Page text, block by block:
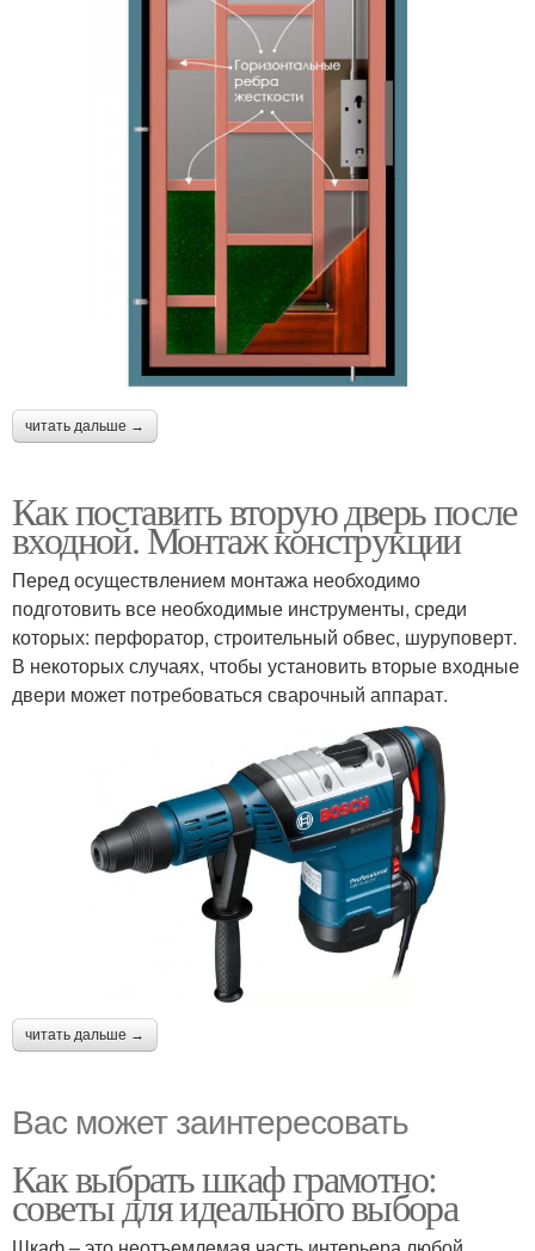
читать дальше →
Как поставить вторую дверь после
входной. Монтаж конструкции
Перед осуществлением монтажа необходимо
подготовить все необходимые инструменты, среди
которых: перфоратор, строительный обвес, шуруповерт.
В некоторых случаях, чтобы установить вторые входные
двери может потребоваться сварочный аппарат.
читать дальше →
Вас может заинтересовать
Как выбрать шкаф грамотно:
советы для идеального выбора